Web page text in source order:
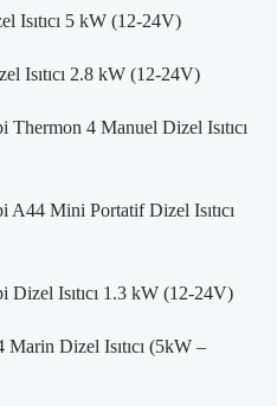
Isıtıcı 5 kW (12-24V)
Isıtıcı 2.8 kW (12-24V)
Thermon 4 Manuel Dizel Isıtıcı
A44 Mini Portatif Dizel Isıtıcı
Dizel Isıtıcı 1.3 kW (12-24V)
Dizel Isıtıcı (5kW –